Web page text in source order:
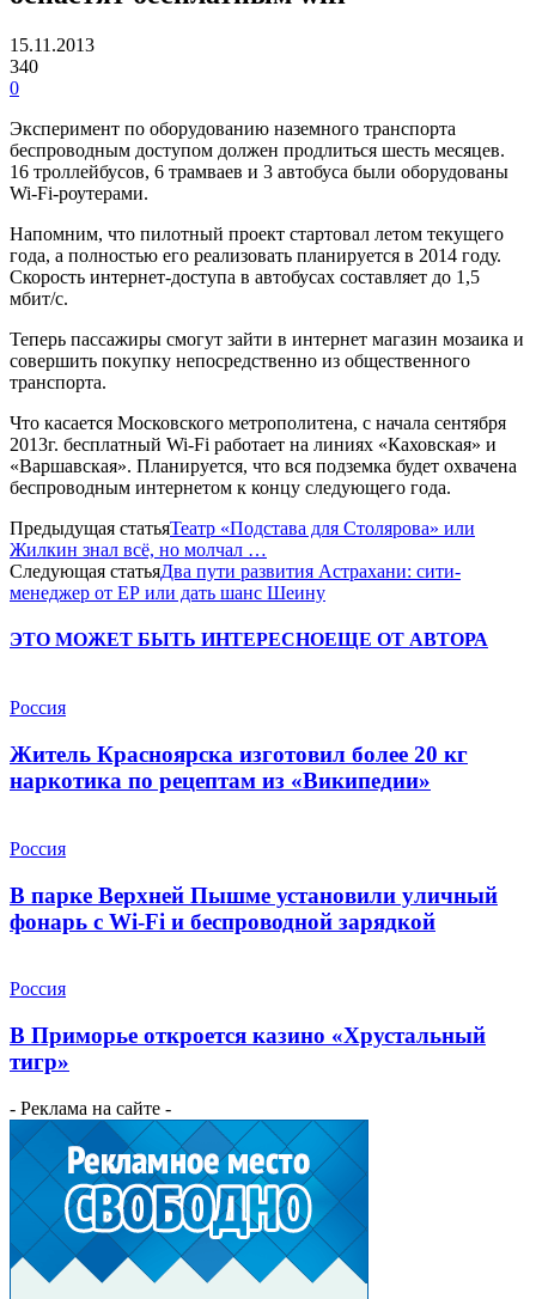
15.11.2013
340
0
Эксперимент по оборудованию наземного транспорта
беспроводным доступом должен продлиться шесть месяцев.
16 троллейбусов, 6 трамваев и 3 автобуса были оборудованы
Wi-Fi-роутерами.
Напомним, что пилотный проект стартовал летом текущего
года, а полностью его реализовать планируется в 2014 году.
Скорость интернет-доступа в автобусах составляет до 1,5
мбит/с.
Теперь пассажиры смогут зайти в интернет магазин мозаика и
совершить покупку непосредственно из общественного
транспорта.
Что касается Московского метрополитена, с начала сентября
2013г. бесплатный Wi-Fi работает на линиях «Каховская» и
«Варшавская». Планируется, что вся подземка будет охвачена
беспроводным интернетом к концу следующего года.
Предыдущая статьяТеатр «Подстава для Столярова» или
Жилкин знал всё, но молчал …
Следующая статьяДва пути развития Астрахани: сити-
менеджер от ЕР или дать шанс Шеину
ЭТО МОЖЕТ БЫТЬ ИНТЕРЕСНОЕЩЕ ОТ АВТОРА
Россия
Житель Красноярска изготовил более 20 кг
наркотика по рецептам из «Википедии»
Россия
В парке Верхней Пышме установили уличный
фонарь с Wi-Fi и беспроводной зарядкой
Россия
В Приморье откроется казино «Хрустальный
тигр»
- Реклама на сайте -